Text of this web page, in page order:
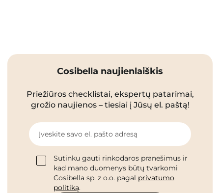
Cosibella naujienlaiškis
Priežiūros checklistai, ekspertų patarimai,
grožio naujienos – tiesiai į Jūsų el. paštą!
Įveskite savo el. pašto adresą
Sutinku gauti rinkodaros pranešimus ir
kad mano duomenys būtų tvarkomi
Cosibella sp. z o.o. pagal privatumo
politiką.